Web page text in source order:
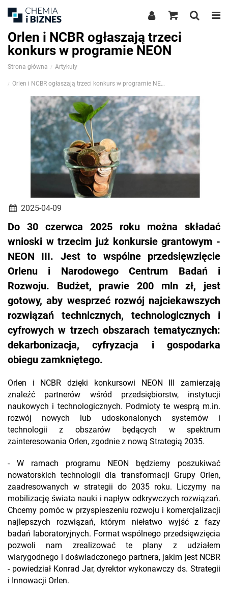
Orlen i NCBR ogłaszają trzeci
konkurs w programie NEON
Strona główna Artykuły
Orlen i NCBR ogłaszają trzeci konkurs w programie NEON
2025-04-09
Do 30 czerwca 2025 roku można składać
wnioski w trzecim już konkursie grantowym -
NEON III. Jest to wspólne przedsięwzięcie
Orlenu i Narodowego Centrum Badań i
Rozwoju. Budżet, prawie 200 mln zł, jest
gotowy, aby wesprzeć rozwój najciekawszych
rozwiązań technicznych, technologicznych i
cyfrowych w trzech obszarach tematycznych:
dekarbonizacja, cyfryzacja i gospodarka
obiegu zamkniętego.
Orlen i NCBR dzięki konkursowi NEON III zamierzają
znaleźć partnerów wśród przedsiębiorstw, instytucji
naukowych i technologicznych. Podmioty te wesprą m.in.
rozwój nowych lub udoskonalonych systemów i
technologii z obszarów będących w spektrum
zainteresowania Orlen, zgodnie z nową Strategią 2035.
- W ramach programu NEON będziemy poszukiwać
nowatorskich technologii dla transformacji Grupy Orlen,
zaadresowanych w strategii do 2035 roku. Liczymy na
mobilizację świata nauki i napływ odkrywczych rozwiązań.
Chcemy pomóc w przyspieszeniu rozwoju i komercjalizacji
najlepszych rozwiązań, którym niełatwo wyjść z fazy
badań laboratoryjnych. Format wspólnego przedsięwzięcia
pozwoli nam zrealizować te plany z udziałem
wiarygodnego i doświadczonego partnera, jakim jest NCBR
- powiedział Konrad Jar, dyrektor wykonawczy ds. Strategii
i Innowacji Orlen.